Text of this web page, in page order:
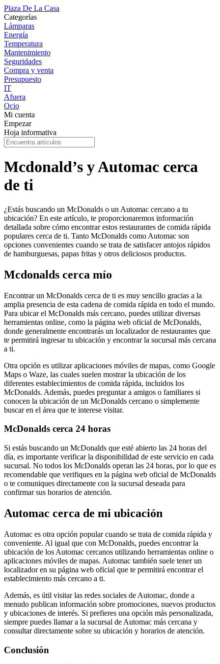
Plaza De La Casa
Categorías
Lámparas
Energía
Temperatura
Mantenimiento
Seguridades
Compra y venta
Presupuesto
IT
Afuera
Ocio
Mi cuenta
Empezar
Hoja informativa
Mcdonald’s y Automac cerca
de ti
¿Estás buscando un McDonalds o un Automac cercano a tu
ubicación? En este artículo, te proporcionaremos información
detallada sobre cómo encontrar estos restaurantes de comida rápida
populares cerca de ti. Tanto McDonalds como Automac son
opciones convenientes cuando se trata de satisfacer antojos rápidos
de hamburguesas, papas fritas y otros deliciosos productos.
Mcdonalds cerca mío
Encontrar un McDonalds cerca de ti es muy sencillo gracias a la
amplia presencia de esta cadena de comida rápida en todo el mundo.
Para ubicar el McDonalds más cercano, puedes utilizar diversas
herramientas online, como la página web oficial de McDonalds,
donde generalmente encontrarás un localizador de restaurantes que
te permitirá ingresar tu ubicación y encontrar la sucursal más cercana
a ti.
Otra opción es utilizar aplicaciones móviles de mapas, como Google
Maps o Waze, las cuales suelen mostrar la ubicación de los
diferentes establecimientos de comida rápida, incluidos los
McDonalds. Además, puedes preguntar a amigos o familiares si
conocen la ubicación de un McDonalds cercano o simplemente
buscar en el área que te interese visitar.
McDonalds cerca 24 horas
Si estás buscando un McDonalds que esté abierto las 24 horas del
día, es importante verificar la disponibilidad de este servicio en cada
sucursal. No todos los McDonalds operan las 24 horas, por lo que es
recomendable que verifiques en la página web oficial de McDonalds
o te comuniques directamente con la sucursal deseada para
confirmar sus horarios de atención.
Automac cerca de mi ubicación
Automac es otra opción popular cuando se trata de comida rápida y
conveniente. Al igual que con McDonalds, puedes encontrar la
ubicación de los Automac cercanos utilizando herramientas online o
aplicaciones móviles de mapas. Automac también suele tener un
localizador en su página web oficial que te permitirá encontrar el
establecimiento más cercano a ti.
Además, es útil visitar las redes sociales de Automac, donde a
menudo publican información sobre promociones, nuevos productos
y ubicaciones de interés. Si prefieres una opción más personalizada,
siempre puedes llamar a la sucursal de Automac más cercana y
consultar directamente sobre su ubicación y horarios de atención.
Conclusión